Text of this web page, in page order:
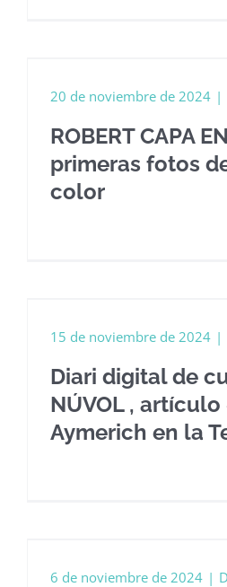
ROBERT CAPA
primeras fotos
color
20 de noviembre de 2024 |
Diari digital de
NÚVOL ,
Aymerich en la
15 de noviembre de 2024 |
6 de noviembre de 2024 |